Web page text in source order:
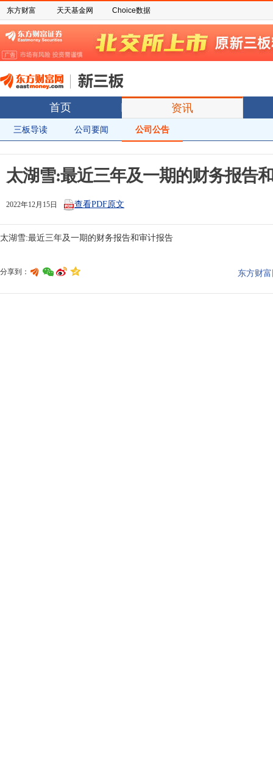
东方财富 天天基金网 Choice数据
首页 资讯
三板导读 公司要闻 公司公告
太湖雪:最近三年及一期的财务报告
2022年12月15日 查看PDF原文
分享到： 东方财